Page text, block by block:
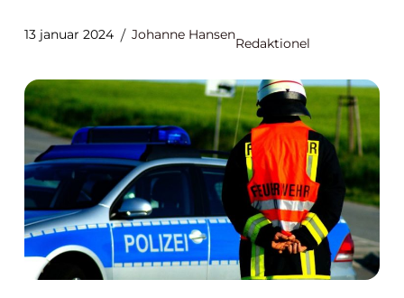
13 januar 2024 Johanne Hansen
Redaktionel